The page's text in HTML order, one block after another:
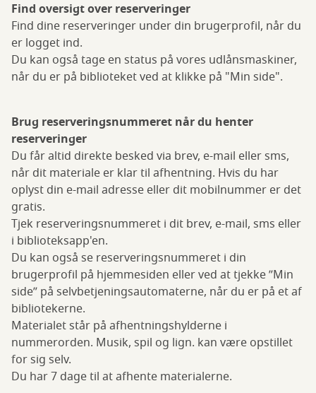
Find oversigt over reserveringer
Find dine reserveringer under din brugerprofil, når du
er logget ind.
Du kan også tage en status på vores udlånsmaskiner,
når du er på biblioteket ved at klikke på "Min side".
Brug reserveringsnummeret når du henter
reserveringer
Du får altid direkte besked via brev, e-mail eller sms,
når dit materiale er klar til afhentning. Hvis du har
oplyst din e-mail adresse eller dit mobilnummer er det
gratis.
Tjek reserveringsnummeret i dit brev, e-mail, sms eller
i biblioteksapp'en.
Du kan også se reserveringsnummeret i din
brugerprofil på hjemmesiden eller ved at tjekke ”Min
side” på selvbetjeningsautomaterne, når du er på et af
bibliotekerne.
Materialet står på afhentningshylderne i
nummerorden. Musik, spil og lign. kan være opstillet
for sig selv.
Du har 7 dage til at afhente materialerne.